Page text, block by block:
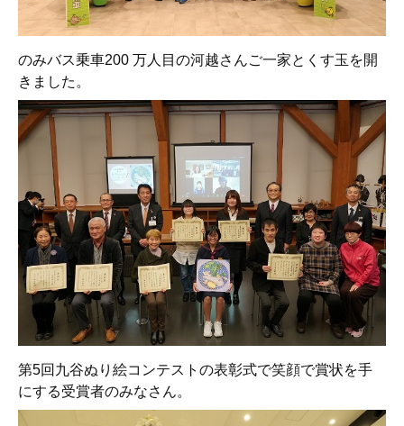
のみバス乗車200 万人目の河越さんご一家とくす玉を開
きました。
第5回九谷ぬり絵コンテストの表彰式で笑顔で賞状を手
にする受賞者のみなさん。